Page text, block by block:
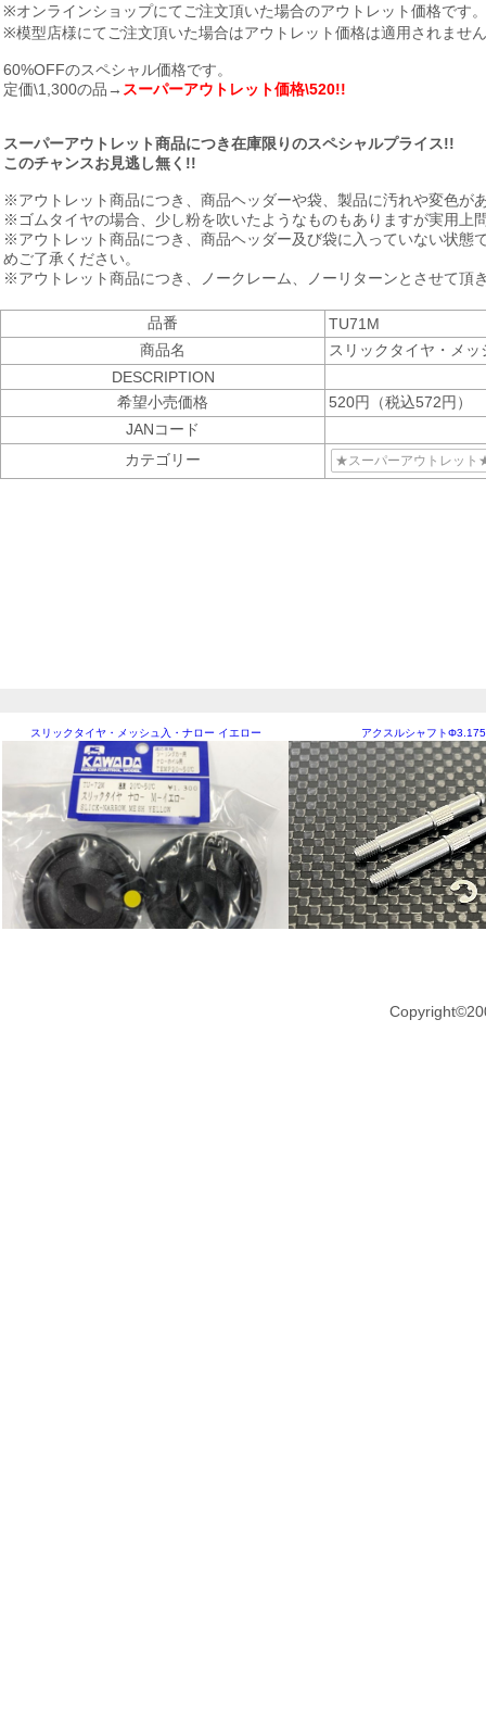
※オンラインショップにてご注文頂いた場合のアウトレット価格です。
※模型店様にてご注文頂いた場合はアウトレット価格は適用されませ
60%OFFのスペシャル価格です。
定価\1,300の品→ スーパーアウトレット価格\520!!
スーパーアウトレット商品につき在庫限りのスペシャルプライス!!
このチャンスお見逃し無く!!
※アウトレット商品につき、商品ヘッダーや袋、製品に汚れや変色が
※ゴムタイヤの場合、少し粉を吹いたようなものもありますが実用上
※アウトレット商品につき、商品ヘッダー及び袋に入っていない状態
めご了承ください。
※アウトレット商品につき、ノークレーム、ノーリターンとさせて頂
品番
TU71M
商品名
スリックタイヤ・メ
DESCRIPTION
希望小売価格
520円（税込572円）
JANコード
カテゴリー
★スーパーアウトレット
スリックタイヤ・メッシュ入・ナロー イエロー アクスルシャフト